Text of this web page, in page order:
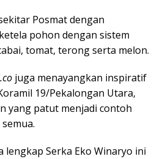
Posmat dengan
pohon dengan sistem
tomat, terong serta melon.
juga menayangkan inspiratif
19/Pekalongan Utara,
yang patut menjadi contoh
lengkap Serka Eko Winaryo ini